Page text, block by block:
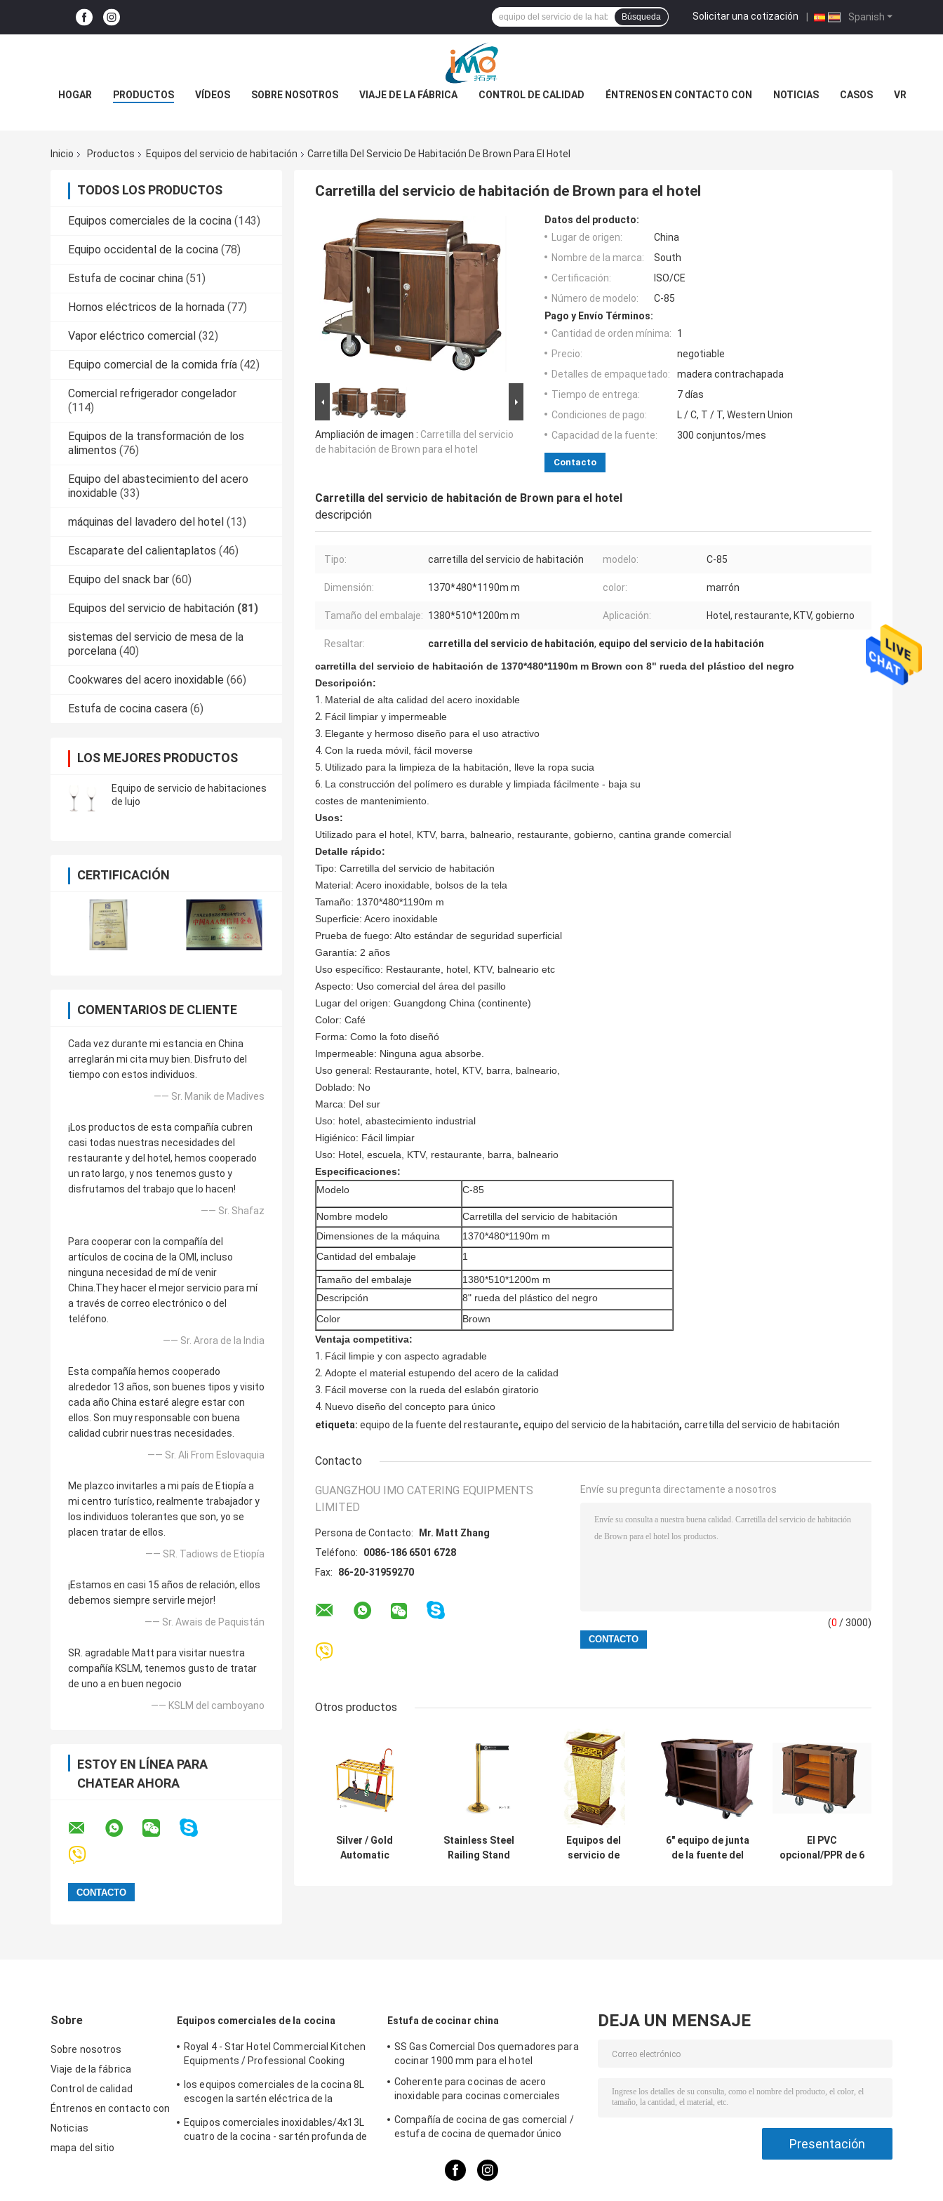
Spanish
Solicitar una cotización |
Búsqueda
HOGAR PRODUCTOS VÍDEOS SOBRE NOSOTROS VIAJE DE LA FÁBRICA CONTROL DE CALIDAD ÉNTRENOS EN CONTACTO CON NOTICIAS CASOS VR
Inicio Productos Equipos del servicio de habitación Carretilla Del Servicio De Habitación De Brown Para El Hotel
TODOS LOS PRODUCTOS
Equipos comerciales de la cocina (143)
Equipo occidental de la cocina (78)
Estufa de cocinar china (51)
Hornos eléctricos de la hornada (77)
Vapor eléctrico comercial (32)
Equipo comercial de la comida fría (42)
Comercial refrigerador congelador
(114)
Equipos de la transformación de los
alimentos (76)
Equipo del abastecimiento del acero
inoxidable (33)
máquinas del lavadero del hotel (13)
Escaparate del calientaplatos (46)
Equipo del snack bar (60)
Equipos del servicio de habitación (81)
sistemas del servicio de mesa de la
porcelana (40)
Cookwares del acero inoxidable (66)
Estufa de cocina casera (6)
LOS MEJORES PRODUCTOS
Equipo de servicio de habitaciones
de lujo
CERTIFICACIÓN
COMENTARIOS DE CLIENTE
Cada vez durante mi estancia en China
arreglarán mi cita muy bien. Disfruto del
tiempo con estos individuos.
—— Sr. Manik de Madives
¡Los productos de esta compañía cubren
casi todas nuestras necesidades del
restaurante y del hotel, hemos cooperado
un rato largo, y nos tenemos gusto y
disfrutamos del trabajo que lo hacen!
—— Sr. Shafaz
Para cooperar con la compañía del
artículos de cocina de la OMI, incluso
ninguna necesidad de mí de venir
China.They hacer el mejor servicio para mí
a través de correo electrónico o del
teléfono.
—— Sr. Arora de la India
Esta compañía hemos cooperado
alrededor 13 años, son buenes tipos y visito
cada año China estaré alegre estar con
ellos. Son muy responsable con buena
calidad cubrir nuestras necesidades.
—— Sr. Ali From Eslovaquia
Me plazco invitarles a mi país de Etiopía a
mi centro turístico, realmente trabajador y
los individuos tolerantes que son, yo se
placen tratar de ellos.
—— SR. Tadiows de Etiopía
¡Estamos en casi 15 años de relación, ellos
debemos siempre servirle mejor!
—— Sr. Awais de Paquistán
SR. agradable Matt para visitar nuestra
compañía KSLM, tenemos gusto de tratar
de uno a en buen negocio
—— KSLM del camboyano
ESTOY EN LÍNEA PARA
CHATEAR AHORA
Carretilla del servicio de habitación de Brown para el hotel
Ampliación de imagen : Carretilla del servicio
de habitación de Brown para el hotel
Datos del producto:
Lugar de origen:
China
Nombre de la marca:
South
Certificación:
ISO/CE
Número de modelo:
C-85
Pago y Envío Términos:
Cantidad de orden mínima:
1
Precio:
negotiable
Detalles de empaquetado:
madera contrachapada
Tiempo de entrega:
7 días
Condiciones de pago:
L / C, T / T, Western Union
Capacidad de la fuente:
300 conjuntos/mes
Contacto
Carretilla del servicio de habitación de Brown para el hotel
descripción
Tipo: carretilla del servicio de habitación modelo: C-85
Dimensión: 1370*480*1190m m color: marrón
Tamaño del embalaje: 1380*510*1200m m Aplicación: Hotel, restaurante, KTV, gobierno
Resaltar: carretilla del servicio de habitación, equipo del servicio de la habitación
carretilla del servicio de habitación de 1370*480*1190m m Brown con 8" rueda del plástico del negro
Descripción:
1. Material de alta calidad del acero inoxidable
2. Fácil limpiar y impermeable
3. Elegante y hermoso diseño para el uso atractivo
4. Con la rueda móvil, fácil moverse
5. Utilizado para la limpieza de la habitación, lleve la ropa sucia
6. La construcción del polímero es durable y limpiada fácilmente - baja su
costes de mantenimiento.
Usos:
Utilizado para el hotel, KTV, barra, balneario, restaurante, gobierno, cantina grande comercial
Detalle rápido:
Tipo: Carretilla del servicio de habitación
Material: Acero inoxidable, bolsos de la tela
Tamaño: 1370*480*1190m m
Superficie: Acero inoxidable
Prueba de fuego: Alto estándar de seguridad superficial
Garantía: 2 años
Uso específico: Restaurante, hotel, KTV, balneario etc
Aspecto: Uso comercial del área del pasillo
Lugar del origen: Guangdong China (continente)
Color: Café
Forma: Como la foto diseñó
Impermeable: Ninguna agua absorbe.
Uso general: Restaurante, hotel, KTV, barra, balneario,
Doblado: No
Marca: Del sur
Uso: hotel, abastecimiento industrial
Higiénico: Fácil limpiar
Uso: Hotel, escuela, KTV, restaurante, barra, balneario
Especificaciones:
Modelo
C-85
Nombre modelo
Carretilla del servicio de habitación
Dimensiones de la máquina
1370*480*1190m m
Cantidad del embalaje
1
Tamaño del embalaje
1380*510*1200m m
Descripción
8" rueda del plástico del negro
Color
Brown
Ventaja competitiva:
1. Fácil limpie y con aspecto agradable
2. Adopte el material estupendo del acero de la calidad
3. Fácil moverse con la rueda del eslabón giratorio
4. Nuevo diseño del concepto para único
etiqueta: equipo de la fuente del restaurante, equipo del servicio de la habitación, carretilla del servicio de habitación
Contacto
GUANGZHOU IMO CATERING EQUIPMENTS
LIMITED
Persona de Contacto:
Mr. Matt Zhang
Teléfono:
0086-186 6501 6728
Fax:
86-20-31959270
Envíe su pregunta directamente a nosotros
(0 / 3000)
Otros productos
Silver / Gold
Automatic
Stainless Steel
Railing Stand
Equipos del
servicio de
6" equipo de junta
de la fuente del
El PVC
opcional/PPR de 6
Sobre
Sobre nosotros
Viaje de la fábrica
Control de calidad
Éntrenos en contacto con
Noticias
mapa del sitio
Equipos comerciales de la cocina
Royal 4 - Star Hotel Commercial Kitchen
Equipments / Professional Cooking
los equipos comerciales de la cocina 8L
escogen la sartén eléctrica de la
profunda de la sartén
Equipos comerciales inoxidables/4x13L
cuatro de la cocina - sartén profunda de
Estufa de cocinar china
SS Gas Comercial Dos quemadores para
cocinar 1900 mm para el hotel
Coherente para cocinas de acero
inoxidable para cocinas comerciales
Compañía de cocina de gas comercial /
estufa de cocina de quemador único
DEJA UN MENSAJE